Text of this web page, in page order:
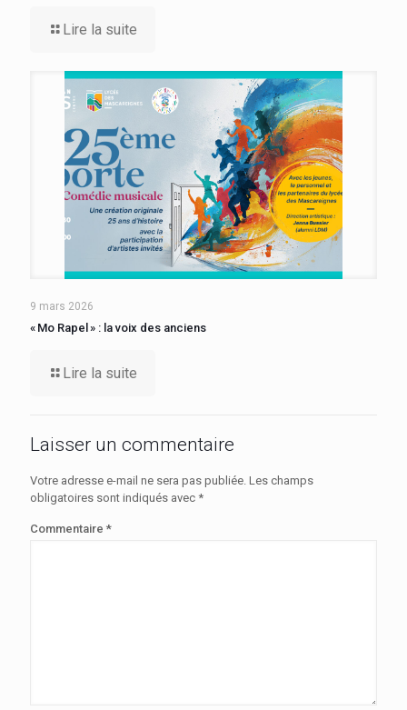
Lire la suite
9 mars 2026
« Mo Rapel » : la voix des anciens
Lire la suite
Laisser un commentaire
Votre adresse e-mail ne sera pas publiée. Les champs
obligatoires sont indiqués avec *
Commentaire *